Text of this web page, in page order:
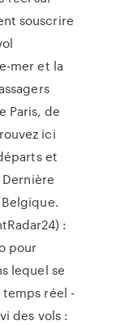
souscrire
mer et la
Paris, de
ici
et
:
pour
lequel se
réel -
des vols :